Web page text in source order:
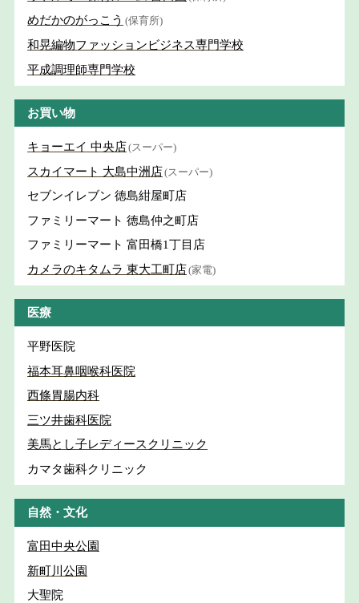
めだかのがっこう (保育所)
和晃編物ファッションビジネス専門学校
平成調理師専門学校
お買い物
キョーエイ 中央店(スーパー)
スカイマート 大島中洲店(スーパー)
セブンイレブン 徳島紺屋町店
ファミリーマート 徳島仲之町店
ファミリーマート 富田橋1丁目店
カメラのキタムラ 東大工町店(家電)
医療
平野医院
福本耳鼻咽喉科医院
西條胃腸内科
三ツ井歯科医院
美馬とし子レディースクリニック
カマタ歯科クリニック
自然・文化
富田中央公園
新町川公園
大聖院